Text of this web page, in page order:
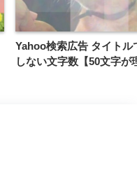
Yahoo検索広告 タイトル
しない文字数【50文字が